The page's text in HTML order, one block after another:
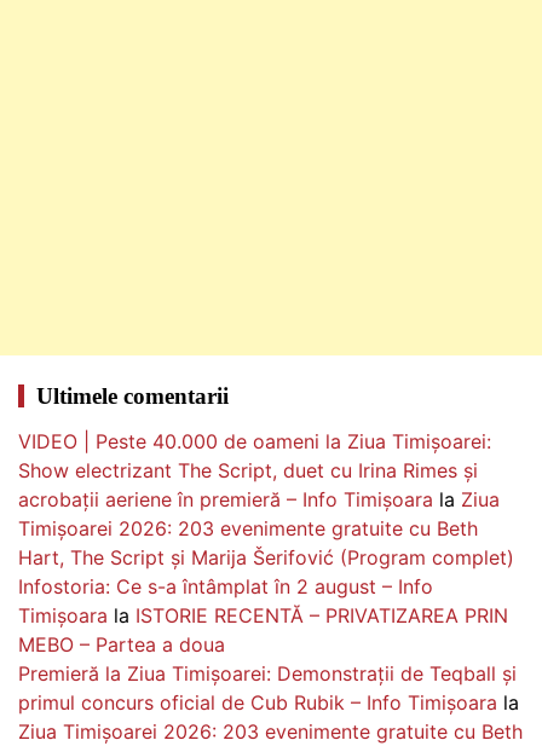
Ultimele comentarii
VIDEO | Peste 40.000 de oameni la Ziua Timișoarei:
Show electrizant The Script, duet cu Irina Rimes și
acrobații aeriene în premieră – Info Timișoara la Ziua
Timișoarei 2026: 203 evenimente gratuite cu Beth
Hart, The Script și Marija Šerifović (Program complet)
Infostoria: Ce s-a întâmplat în 2 august – Info
Timișoara la ISTORIE RECENTĂ – PRIVATIZAREA PRIN
MEBO – Partea a doua
Premieră la Ziua Timișoarei: Demonstrații de Teqball și
primul concurs oficial de Cub Rubik – Info Timișoara la
Ziua Timișoarei 2026: 203 evenimente gratuite cu Beth